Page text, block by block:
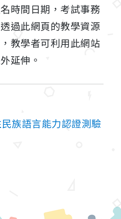
時間日期，考試事務
過此網頁的教學資源
教學者可利用此網站
延伸。
族語言能力認證測驗